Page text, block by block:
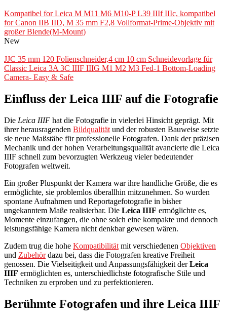
Kompatibel for Leica M M11 M6 M10-P L39 IIIf IIIc, kompatibel
for Canon IIB IID, M 35 mm F2,8 Vollformat-Prime-Objektiv mit
großer Blende(M-Mount)
New
JJC 35 mm 120 Folienschneider,4 cm 10 cm Schneidevorlage für
Classic Leica 3A 3C IIIF IIIG M1 M2 M3 Fed-1 Bottom-Loading
Camera- Easy & Safe
Einfluss der Leica IIIF auf die Fotografie
Die Leica IIIF hat die Fotografie in vielerlei Hinsicht geprägt. Mit
ihrer herausragenden Bildqualität und der robusten Bauweise setzte
sie neue Maßstäbe für professionelle Fotografen. Dank der präzisen
Mechanik und der hohen Verarbeitungsqualität avancierte die Leica
IIIF schnell zum bevorzugten Werkzeug vieler bedeutender
Fotografen weltweit.
Ein großer Pluspunkt der Kamera war ihre handliche Größe, die es
ermöglichte, sie problemlos überallhin mitzunehmen. So wurden
spontane Aufnahmen und Reportagefotografie in bisher
ungekanntem Maße realisierbar. Die Leica IIIF ermöglichte es,
Momente einzufangen, die ohne solch eine kompakte und dennoch
leistungsfähige Kamera nicht denkbar gewesen wären.
Zudem trug die hohe Kompatibilität mit verschiedenen Objektiven
und Zubehördazu bei, dass die Fotografen kreative Freiheit
genossen. Die Vielseitigkeit und Anpassungsfähigkeit derLeica
IIIF ermöglichten es, unterschiedlichste fotografische Stile und
Techniken zu erproben und zu perfektionieren.
Berühmte Fotografen und ihre Leica IIIF